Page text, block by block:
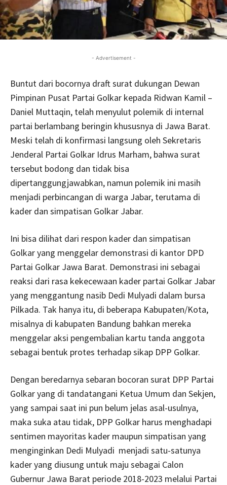
- Advertisement -
Buntut dari bocornya draft surat dukungan Dewan
Pimpinan Pusat Partai Golkar kepada Ridwan Kamil –
Daniel Muttaqin, telah menyulut polemik di internal
partai berlambang beringin khususnya di Jawa Barat.
Meski telah di konfirmasi langsung oleh Sekretaris
Jenderal Partai Golkar Idrus Marham, bahwa surat
tersebut bodong dan tidak bisa
dipertanggungjawabkan, namun polemik ini masih
menjadi perbincangan di warga Jabar, terutama di
kader dan simpatisan Golkar Jabar.
Ini bisa dilihat dari respon kader dan simpatisan
Golkar yang menggelar demonstrasi di kantor DPD
Partai Golkar Jawa Barat. Demonstrasi ini sebagai
reaksi dari rasa kekecewaan kader partai Golkar Jabar
yang menggantung nasib Dedi Mulyadi dalam bursa
Pilkada. Tak hanya itu, di beberapa Kabupaten/Kota,
misalnya di kabupaten Bandung bahkan mereka
menggelar aksi pengembalian kartu tanda anggota
sebagai bentuk protes terhadap sikap DPP Golkar.
Dengan beredarnya sebaran bocoran surat DPP Partai
Golkar yang di tandatangani Ketua Umum dan Sekjen,
yang sampai saat ini pun belum jelas asal-usulnya,
maka suka atau tidak, DPP Golkar harus menghadapi
sentimen mayoritas kader maupun simpatisan yang
menginginkan Dedi Mulyadi menjadi satu-satunya
kader yang diusung untuk maju sebagai Calon
Gubernur Jawa Barat periode 2018-2023 melalui Partai